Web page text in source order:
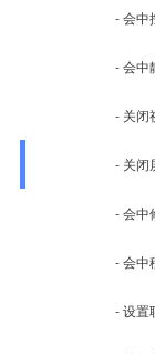
- 会中
- 会中
- 关闭
- 关闭
- 会中
- 会中
- 设置